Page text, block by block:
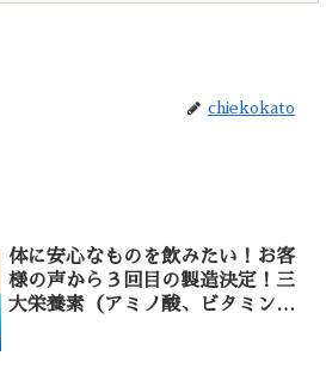
chiekokato
体に安心なものを飲みたい！お客
様の声から３回目の製造決定！三
大栄養素（アミノ酸、ビタミン、